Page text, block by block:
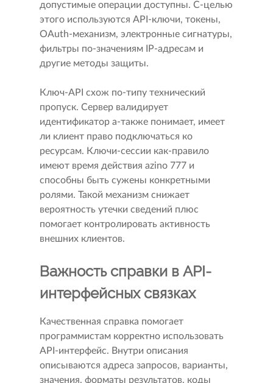
допустимые операции доступны. С-целью
этого используются API-ключи, токены,
OAuth-механизм, электронные сигнатуры,
фильтры по-значениям IP-адресам и
другие методы защиты.
Ключ-API схож по-типу технический
пропуск. Сервер валидирует
идентификатор а-также понимает, имеет
ли клиент право подключаться ко
ресурсам. Ключи-сессии как-правило
имеют время действия azino 777 и
способны быть сужены конкретными
ролями. Такой механизм снижает
вероятность утечки сведений плюс
помогает контролировать активность
внешних клиентов.
Важность справки в API-
интерфейсных связках
Качественная справка помогает
программистам корректно использовать
API-интерфейс. Внутри описания
описываются адреса запросов, варианты,
значения, форматы результатов, коды